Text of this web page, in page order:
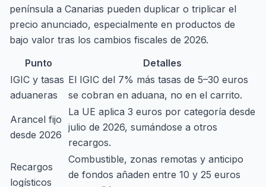
península a Canarias pueden duplicar o triplicar el
precio anunciado, especialmente en productos de
bajo valor tras los cambios fiscales de 2026.
Punto
Detalles
IGIC y tasas
aduaneras
El IGIC del 7% más tasas de 5–30 euros
se cobran en aduana, no en el carrito.
Arancel fijo
desde 2026
La UE aplica 3 euros por categoría desde
julio de 2026, sumándose a otros
recargos.
Recargos
logísticos
Combustible, zonas remotas y anticipo
de fondos añaden entre 10 y 25 euros